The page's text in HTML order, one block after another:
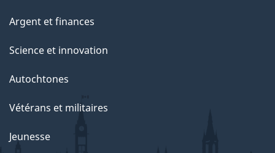
Argent et finances
Science et innovation
Autochtones
Vétérans et militaires
Jeunesse